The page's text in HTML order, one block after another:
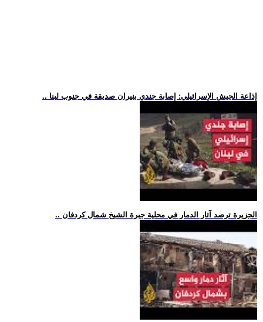
.. إذاعة الجيش الإسرائيلي: إصابة جندي بنيران صديقة في جنوب لبنا
.. الجزيرة ترصد آثار الدمار في محلية جبرة الشيخ شمال كردفان